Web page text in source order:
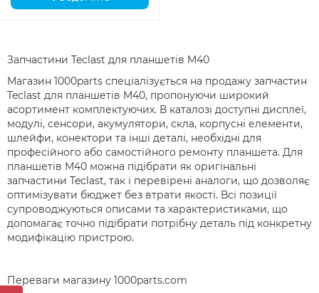
Запчастини Teclast для планшетів M40
Магазин 1000parts спеціалізується на продажу запчастин
Teclast для планшетів M40, пропонуючи широкий
асортимент комплектуючих. В каталозі доступні дисплеї,
модулі, сенсори, акумулятори, скла, корпусні елементи,
шлейфи, конектори та інші деталі, необхідні для
професійного або самостійного ремонту планшета. Для
планшетів M40 можна підібрати як оригінальні
запчастини Teclast, так і перевірені аналоги, що дозволяє
оптимізувати бюджет без втрати якості. Всі позиції
супроводжуються описами та характеристиками, що
допомагає точно підібрати потрібну деталь під конкретну
модифікацію пристрою.
Переваги магазину 1000parts.com